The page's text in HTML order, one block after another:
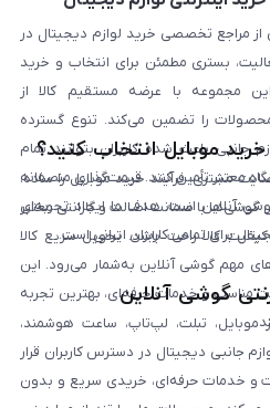
از مراجع تخصصی خرید لوازم دیجیتال در
سال سابقه فعالیت، بستری مطمئن برای انتخاب و خرید
مجموعه با عرضه مستقیم کالا از
را تضمین می‌کند. تنوع گسترده
جانبی باعث شده کاربران بتوانند تمام
معتبر تأمین کنند. قیمت‌گذاری منصفانه
آنلاین است. هدف ما ایجاد تجربه‌ای
برای تمامی کاربران ایرانی است.
موبایل انتخاب کنید؟
مشتری، فرآیند خرید موبایل را ساده،
گوشی‌ها با ضمانت اصالت و گارانتی معتبر
کالا راحت باشد. تحویل سریع کالا
مهم گوشی آنلاین به‌شمار می‌رود. این
مناسب و خدمات حرفه‌ای، بهترین تجربه
گوشی آنلاین
موبایل، تبلت، لپ‌تاپ، ساعت هوشمند،
جانبی دیجیتال در دسترس کاربران قرار
و خدمات حرفه‌ای، خریدی سریع و بدون